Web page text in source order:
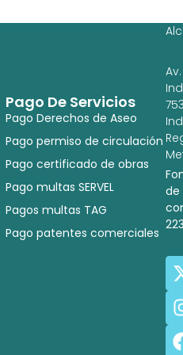
Pago De Servicios
Pago Derechos de Aseo
Pago permiso de circulación
Pago certificado de obras
Pago multas SERVEL
Pagos multas TAG
Pago patentes comerciales
Av.
de